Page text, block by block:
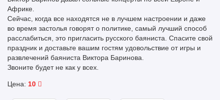
Африке.
Сейчас, когда все находятся не в лучшем настроении и даже
во время застолья говорят о политике, самый лучший способ
расслабиться, это пригласить русского баяниста. Спасите свой
праздник и доставьте вашим гостям удовольствие от игры и
развлечений баяниста Виктора Баринова.
Звоните будет не как у всех.
Цена: 10